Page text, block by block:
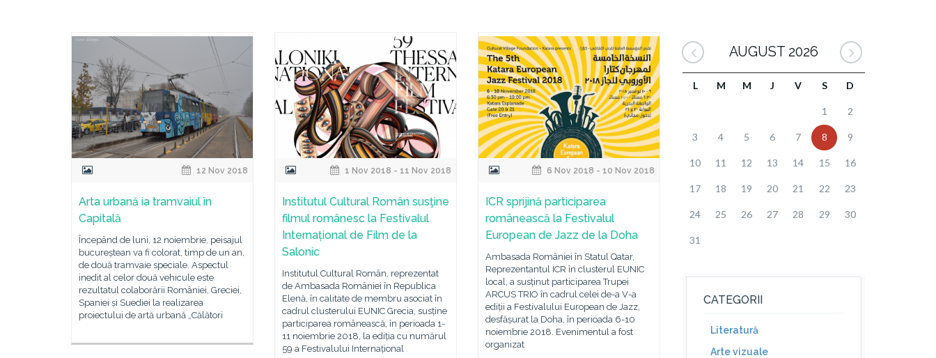
12 Nov 2018
Arta urbană ia tramvaiul în
Capitală
Începând de luni, 12 noiembrie, peisajul
bucureștean va fi colorat, timp de un an,
de două tramvaie speciale. Aspectul
inedit al celor două vehicule este
rezultatul colaborării României, Greciei,
Spaniei și Suediei la realizarea
proiectului de artă urbană „Călători
1 Nov 2018 - 11 Nov 2018
Institutul Cultural Român susţine
filmul românesc la Festivalul
Internațional de Film de la
Salonic
Institutul Cultural Român, reprezentat
de Ambasada României în Republica
Elenă, în calitate de membru asociat în
cadrul clusterului EUNIC Grecia, susține
participarea românească, în perioada 1-
11 noiembrie 2018, la ediția cu numărul
59 a Festivalului Internațional
6 Nov 2018 - 10 Nov 2018
ICR sprijină participarea
românească la Festivalul
European de Jazz de la Doha
Ambasada României în Statul Qatar,
Reprezentantul ICR în clusterul EUNIC
local, a susținut participarea Trupei
ARCUS TRIO în cadrul celei de-a V-a
ediții a Festivalului European de Jazz,
desfășurat la Doha, în perioada 6-10
noiembrie 2018. Evenimentul a fost
organizat
AUGUST 2026
L M M J V S D
1 2
3 4 5 6 7 8 9
10 11 12 13 14 15 16
17 18 19 20 21 22 23
24 25 26 27 28 29 30
31
CATEGORII
Literatură
Arte vizuale